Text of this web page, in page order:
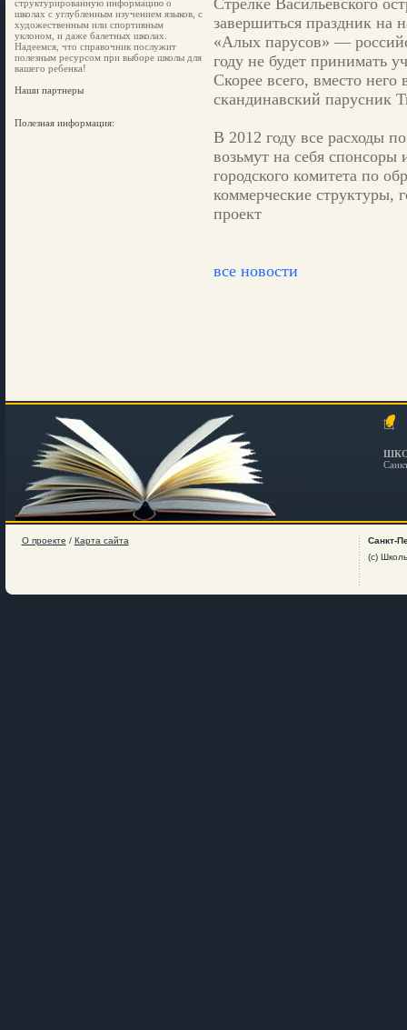
структурированную информацию о
школах с углубленным изучением языков, с
художественным или спортивным
уклоном, и даже балетных школах.
Надеемся, что справочник послужит
полезным ресурсом при выборе школы для
вашего ребенка!
Наши партнеры
Полезная информация:
Стрелке Васильевского
завершиться праздник
«Алых парусов» —
году не будет принимать
Скорее всего, вместо
скандинавский парусник
В 2012 году все расходы
возьмут на себя спонсоры
городского комитета по
коммерческие структуры,
проект
все новости
О проекте / Карта сайта
Санкт-
(c)